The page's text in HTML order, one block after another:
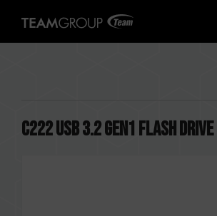
C222 USB 3.2 Gen1 FLASH DRIVE